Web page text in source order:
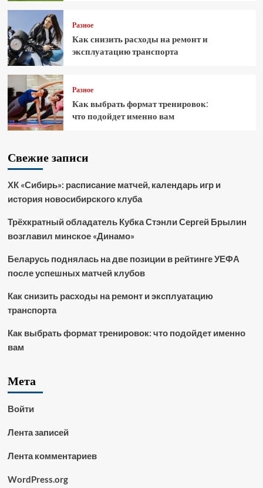
Разное
Как снизить расходы на ремонт и
эксплуатацию транспорта
Разное
Как выбрать формат тренировок:
что подойдет именно вам
Свежие записи
ХК «Сибирь»: расписание матчей, календарь игр и
история новосибирского клуба
Трёхкратный обладатель Кубка Стэнли Сергей Брылин
возглавил минское «Динамо»
Беларусь поднялась на две позиции в рейтинге УЕФА
после успешных матчей клубов
Как снизить расходы на ремонт и эксплуатацию
транспорта
Как выбрать формат тренировок: что подойдет именно
вам
Мета
Войти
Лента записей
Лента комментариев
WordPress.org